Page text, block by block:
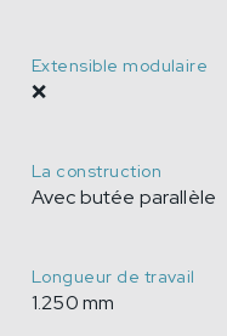
Extensible modulaire
❌
La construction
Avec butée parallèle
Longueur de travail
1.250 mm